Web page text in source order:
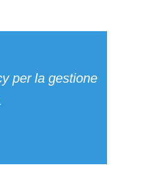
per la gestione